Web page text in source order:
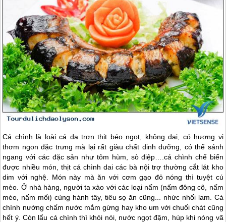
Cá chình là loài cá da trơn thịt béo ngọt, không dai, có hương vị
thơm ngon đặc trưng mà lại rất giàu chất dinh dưỡng, có thể sánh
ngang với các đặc sản như tôm hùm, sò điệp….cá chình chế biến
được nhiều món, thịt cá chình dai các bà nội trợ thường cắt lát kho
dim với nghệ. Món này mà ăn với cơm gạo đỏ nóng thì tuyệt cú
mèo. Ở nhà hàng, người ta xào với các loại nấm (nấm đông cô, nấm
mèo, nấm mối) cùng hành tây, tiêu sọ ăn cũng... nhức nhối lam. Cá
chình nướng chấm nước mắm gừng hay kho um với chuối chát cũng
hết ý. Còn lẩu cá chình thì khỏi nói, nước ngọt đậm, húp khi nóng vã